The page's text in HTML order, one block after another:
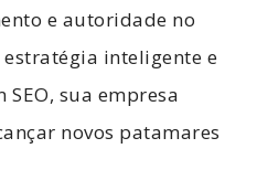
e autoridade no
inteligente e
sua empresa
novos patamares